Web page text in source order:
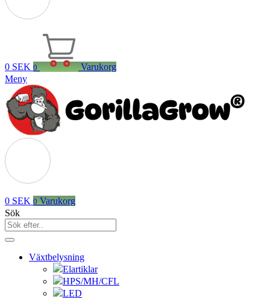
0 SEK 0
Varukorg
Meny
0 SEK 0 Varukorg
Sök
Växtbelysning
Elartiklar
HPS/MH/CFL
LED